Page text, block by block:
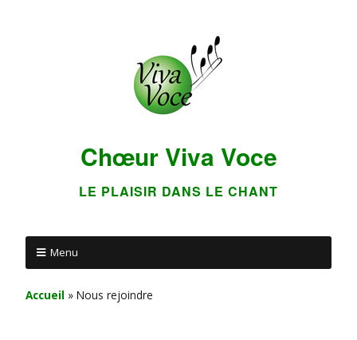
Chœur Viva Voce
LE PLAISIR DANS LE CHANT
Menu
Accueil » Nous rejoindre